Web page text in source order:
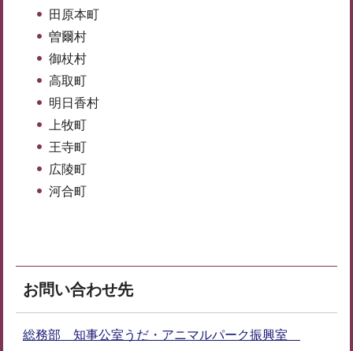
田原本町
曽爾村
御杖村
高取町
明日香村
上牧町
王寺町
広陵町
河合町
お問い合わせ先
総務部 知事公室うだ・アニマルパーク振興室